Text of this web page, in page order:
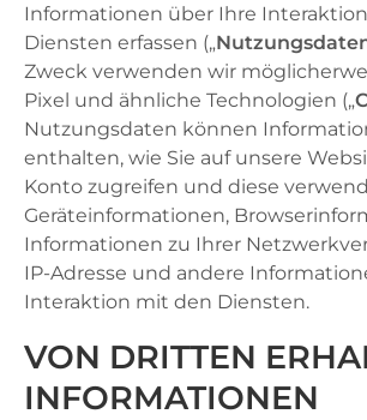
Informationen über Ihre
Diensten erfassen („
Zweck verwenden wir
Pixel und ähnliche Technologien („
Nutzungsdaten können
enthalten, wie Sie auf unsere
Konto zugreifen und diese
Geräteinformationen,
Informationen zu Ihrer
IP-Adresse und andere
Interaktion mit den Diensten.
VON DRITTEN
INFORMATIONEN